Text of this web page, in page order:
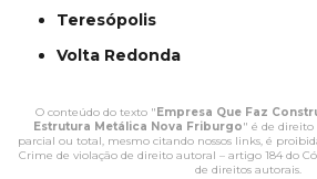
Teresópolis
Volta Redonda
O conteúdo do texto " Empresa Que Faz
Estrutura Metálica Nova Friburgo" é de direito
parcial ou total, mesmo citando nossos links, é
Crime de violação de direito autoral – artigo 184 do
de direitos autorais.